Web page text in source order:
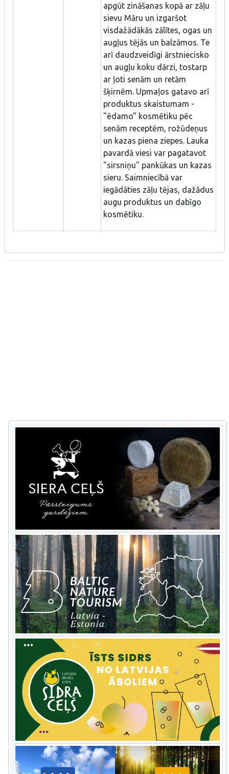
apgūt zināšanas kopā ar zāļu
sievu Māru un izgaršot
visdažādākās zālītes, ogas un
augļus tējās un balzāmos. Te
arī daudzveidīgi ārstniecisko
un augļu koku dārzi, tostarp
ar ļoti senām un retām
šķirnēm. Upmaļos gatavo arī
produktus skaistumam -
"ēdamo" kosmētiku pēc
senām receptēm, rožūdeņus
un kazas piena ziepes. Lauka
pavardā viesi var pagatavot
"sirsniņu" pankūkas un kazas
sieru. Saimniecībā var
iegādāties zāļu tējas, dažādus
augu produktus un dabīgo
kosmētiku.